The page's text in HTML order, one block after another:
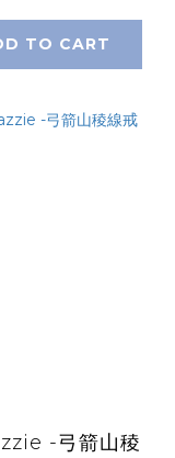
TO CART
-弓箭山稜